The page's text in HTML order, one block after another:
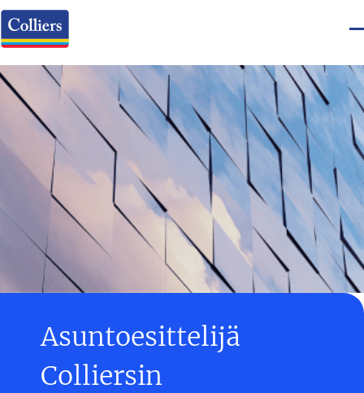
Asuntoesittelijä
Colliersin